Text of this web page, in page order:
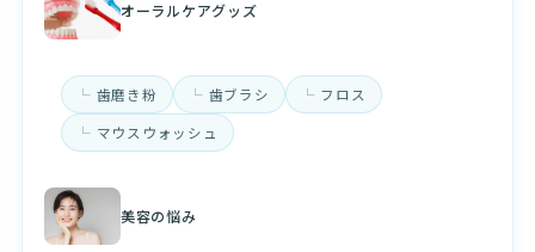
オーラルケアグッズ
歯磨き粉 歯ブラシ
フロス
マウスウォッシュ
美容の悩み